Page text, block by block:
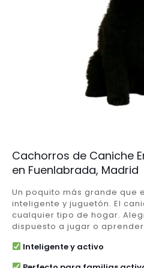
Cachorros de Caniche
en Fuenlabrada, Madrid
Un poquito más grande que
inteligente y juguetón. El
cualquier tipo de hogar.
dispuesto a jugar o
Inteligente y activo